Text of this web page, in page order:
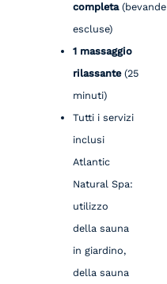
completa(bevande
escluse)
1 massaggio
rilassante(25
minuti)
Tutti i servizi
inclusi
Atlantic
Natural Spa:
utilizzo
della sauna
in giardino,
della sauna